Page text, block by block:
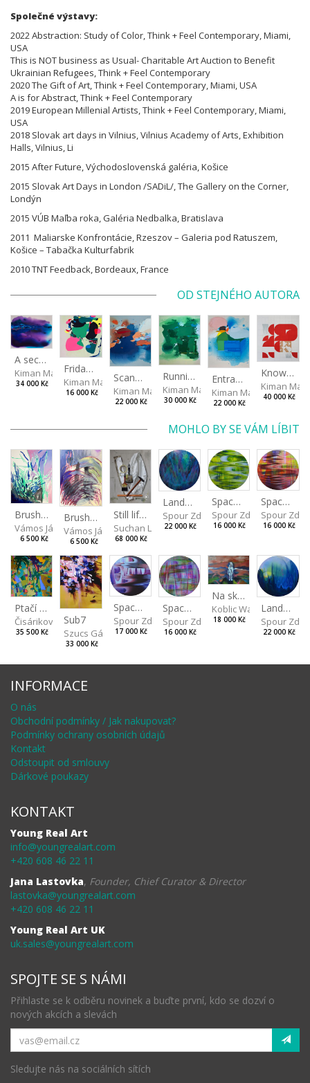
Společné výstavy:
2022 Abstraction: Study of Color, Think + Feel Contemporary, Miami,
USA
This is NOT business as Usual- Charitable Art Auction to Benefit
Ukrainian Refugees, Think + Feel Contemporary
2020 The Gift of Art, Think + Feel Contemporary, Miami, USA
A is for Abstract, Think + Feel Contemporary
2019 European Millenial Artists, Think + Feel Contemporary, Miami,
USA
2018 Slovak art days in Vilnius, Vilnius Academy of Arts, Exhibition
Halls, Vilnius, Li
2015 After Future, Východoslovenská galéria, Košice
2015 Slovak Art Days in London /SADiL/, The Gallery on the Corner,
Londýn
2015 VÚB Maľba roka, Galéria Nedbalka, Bratislava
2011 Maliarske Konfrontácie, Rzeszov – Galeria pod Ratuszem,
Košice – Tabačka Kulturfabrik
2010 TNT Feedback, Bordeaux, France
OD STEJNÉHO AUTORA
A secret grand plan
Kiman Martin
34 000 Kč
Friday affair
Kiman Martin
16 000 Kč
Scandinavian Double
Kiman Martin
22 000 Kč
Running Writer
Kiman Martin
30 000 Kč
Entrancement
Kiman Martin
22 000 Kč
Knowing Better
Kiman
40 000 Kč
MOHLO BY SE VÁM LÍBIT
Brushwood I
Vámos János
6 500 Kč
Brushwood III
Vámos János
6 500 Kč
Still life with a Brush II
Suchan Leoš
68 000 Kč
Landscape III
Spour Zdeněk
22 000 Kč
Spaces I
Spour Zdeněk
16 000 Kč
Spaces II
Spour
16 000 Kč
Ptačí perspektiva
Čisáriková Táňa
35 500 Kč
Sub7
Szucs Gábor
33 000 Kč
Spaces IV
Spour Zdeněk
17 000 Kč
Spaces III
Spour Zdeněk
16 000 Kč
Na skalách
Koblic Walterová
18 000 Kč
Landscape II
Spour
22 000 Kč
INFORMACE
O nás
Obchodní podmínky / Jak nakupovat?
Podmínky ochrany osobních údajů
Kontakt
Odstoupit od smlouvy
Dárkové poukazy
KONTAKT
Young Real Art
info@youngrealart.com
+420 608 46 22 11
Jana Lastovka, Founder, Chief Curator & Director
lastovka@youngrealart.com
+420 608 46 22 11
Young Real Art UK
uk.sales@youngrealart.com
SPOJTE SE S NÁMI
Přihlaste se k odběru novinek a buďte první, kdo se dozví o
nových akcích a slevách
Sledujte nás na sociálních sítích